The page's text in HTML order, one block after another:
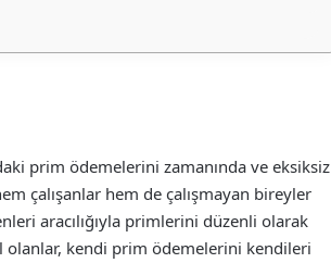
prim ödemelerini zamanında ve eksiksiz
çalışanlar hem de çalışmayan bireyler
aracılığıyla primlerini düzenli olarak
olanlar, kendi prim ödemelerini kendileri